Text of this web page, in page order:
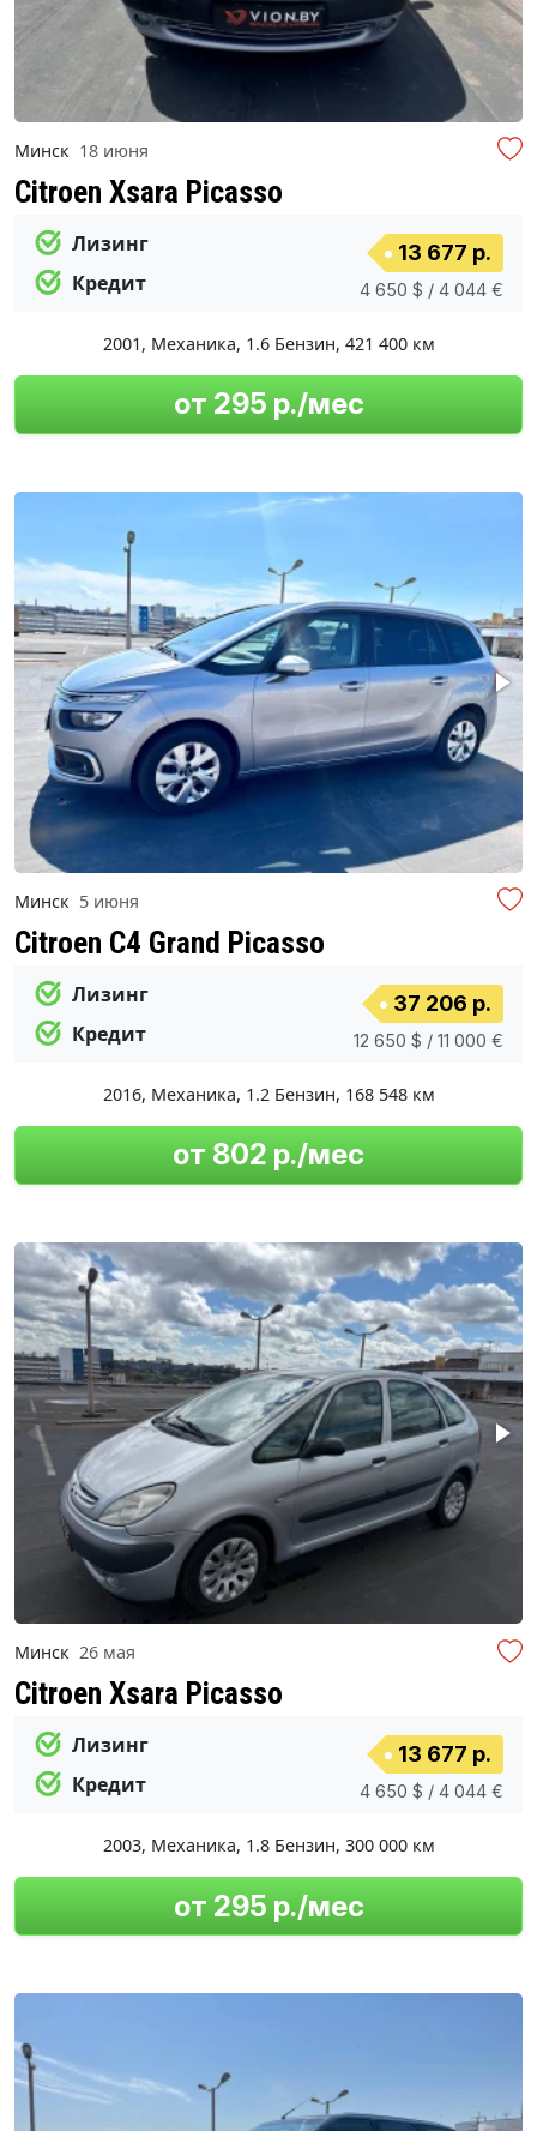
Минск 18 июня
Citroen Xsara Picasso
Лизинг
Кредит
13 677 р.
4 650 $ / 4 044 €
2001, Механика, 1.6 Бензин, 421 400 км
от 295 р./мес
Минск 5 июня
Citroen C4 Grand Picasso
Лизинг
Кредит
37 206 р.
12 650 $ / 11 000 €
2016, Механика, 1.2 Бензин, 168 548 км
от 802 р./мес
Минск 26 мая
Citroen Xsara Picasso
Лизинг
Кредит
13 677 р.
4 650 $ / 4 044 €
2003, Механика, 1.8 Бензин, 300 000 км
от 295 р./мес